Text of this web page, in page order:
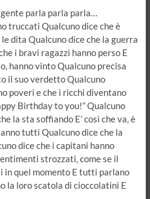
parla parla parla…
truccati Qualcuno dice che è
dita Qualcuno dice che la guerra
i bravi ragazzi hanno perso E
hanno vinto Qualcuno precisa
il suo verdetto Qualcuno
poveri e che i ricchi diventano
Birthday to you!” Qualcuno
la sta soffiando E’ così che va, è
tutti Qualcuno dice che la
dice che i capitani hanno
strozzati, come se il
in quel momento E tutti parlano
la loro scatola di cioccolatini E